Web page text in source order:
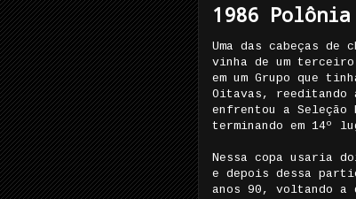
1986 Polônia
Uma das cabeças de
vinha de um
em um Grupo que
Oitavas,
enfrentou a
terminando em 14º
Nessa copa usaria
e depois dessa
anos 90, voltando a